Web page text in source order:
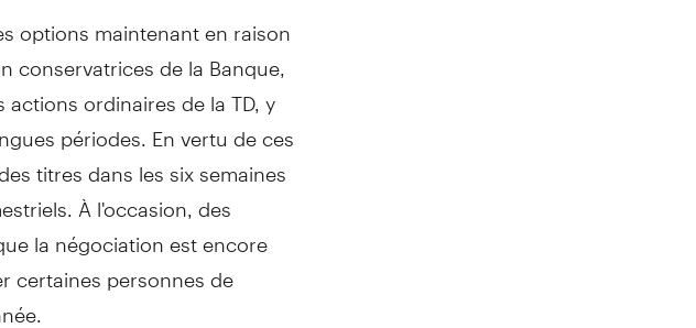
options maintenant en raison
de la Banque,
ordinaires de la TD, y
périodes. En vertu de ces
titres dans les six semaines
À l'occasion, des
la négociation est encore
certaines personnes de